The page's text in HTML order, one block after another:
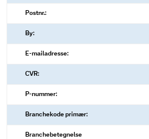
Postnr.:
By:
E-mailadresse:
CVR:
P-nummer:
Branchekode primær:
Branchebetegnelse